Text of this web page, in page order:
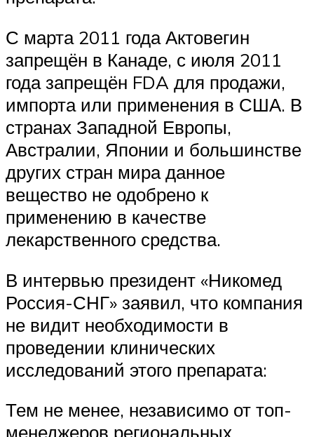
С марта 2011 года Актовегин
запрещён в Канаде, с июля 2011
года запрещён FDA для продажи,
импорта или применения в США. В
странах Западной Европы,
Австралии, Японии и большинстве
других стран мира данное
вещество не одобрено к
применению в качестве
лекарственного средства.
В интервью президент «Никомед
Россия-СНГ» заявил, что компания
не видит необходимости в
проведении клинических
исследований этого препарата:
Тем не менее, независимо от топ-
менеджеров региональных